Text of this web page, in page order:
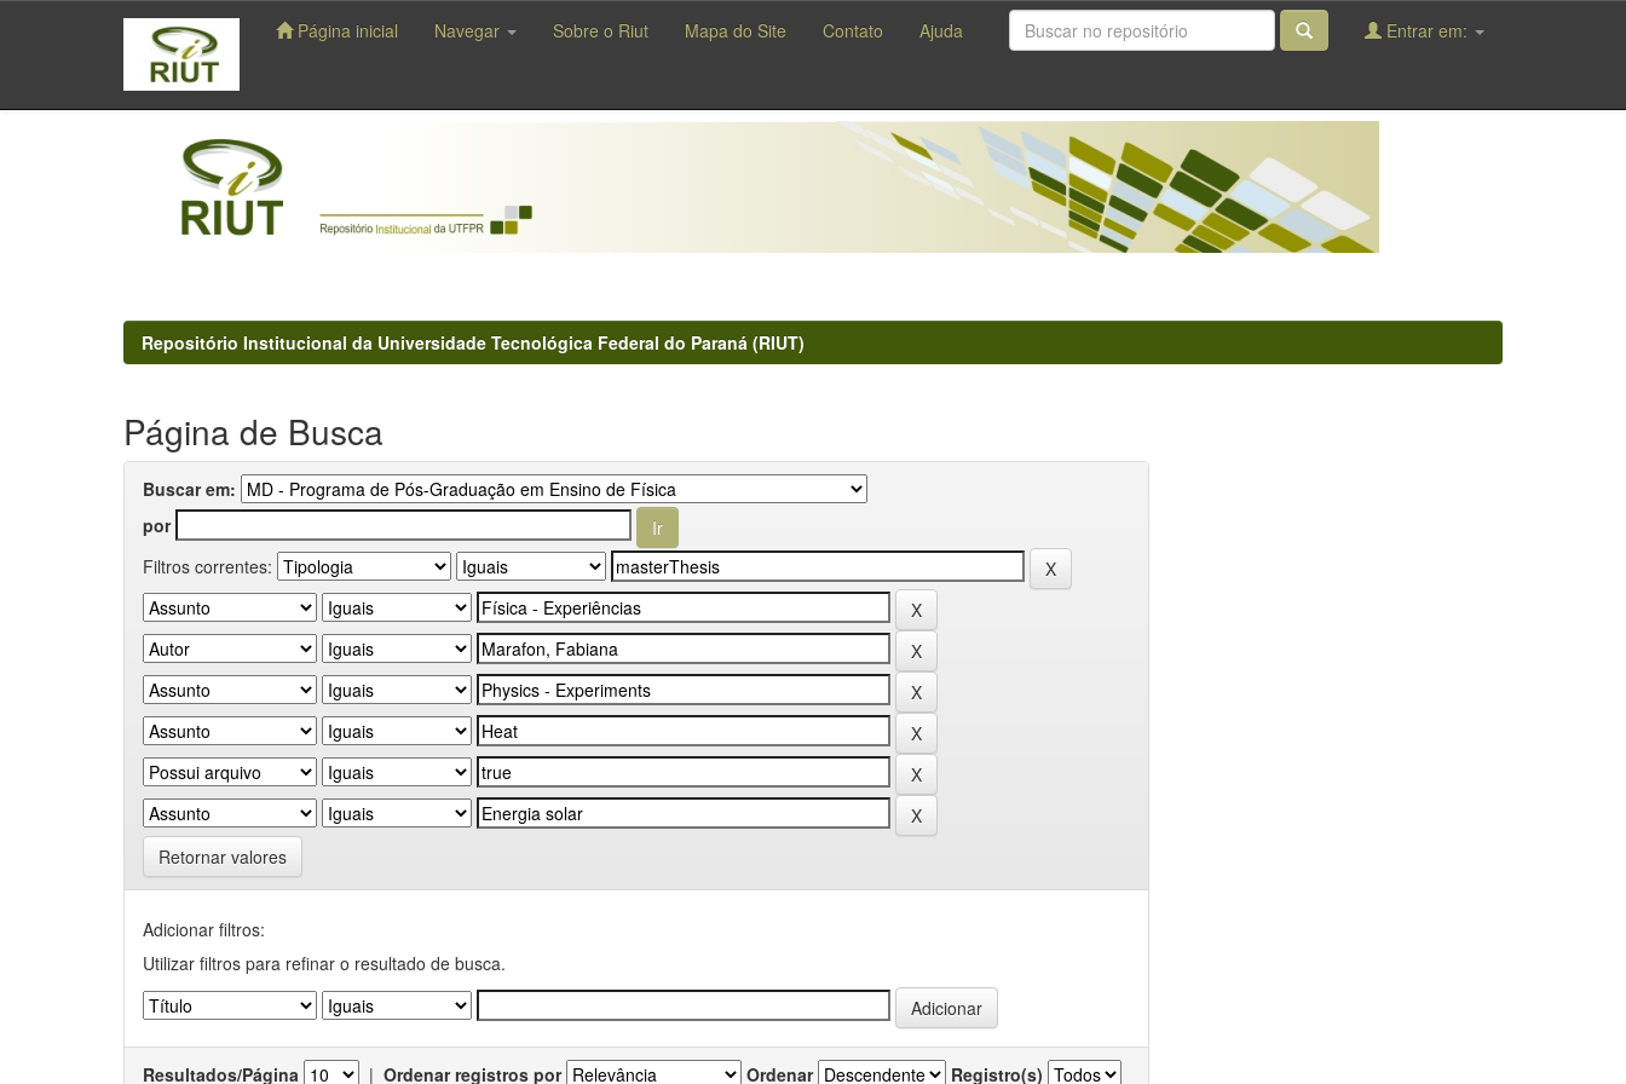
navigation
Página inicial Navegar Sobre o Riut Mapa do Site Contato Ajuda Entrar em:
Repositório Institucional da Universidade Tecnológica Federal do Paraná (RIUT)
Página de Busca
Buscar em:
por
Filtros correntes:
Retornar valores
Adicionar filtros:
Utilizar filtros para refinar o resultado de busca.
Resultados/Página | Ordenar registros por Ordenar Registro(s)